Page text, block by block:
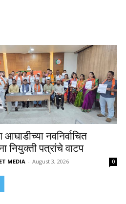
आघाडीच्या नवनिर्वाचित
नियुक्ती पत्रांचे वाटप
MEDIA - August 3, 2026 0